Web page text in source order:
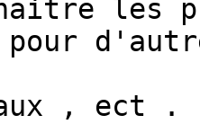
les
, ect .